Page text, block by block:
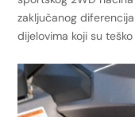
zaključanog
dijelovima koji su